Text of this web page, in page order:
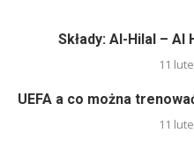
Składy: Al-Hilal – Al
11
UEFA a co można
11